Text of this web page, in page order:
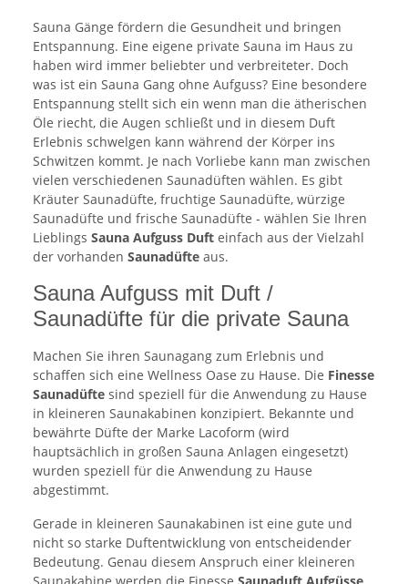
Sauna Gänge fördern die Gesundheit und bringen
Entspannung. Eine eigene private Sauna im Haus zu
haben wird immer beliebter und verbreiteter. Doch
was ist ein Sauna Gang ohne Aufguss? Eine besondere
Entspannung stellt sich ein wenn man die ätherischen
Öle riecht, die Augen schließt und in diesem Duft
Erlebnis schwelgen kann während der Körper ins
Schwitzen kommt. Je nach Vorliebe kann man zwischen
vielen verschiedenen Saunadüften wählen. Es gibt
Kräuter Saunadüfte, fruchtige Saunadüfte, würzige
Saunadüfte und frische Saunadüfte - wählen Sie Ihren
Lieblings Sauna Aufguss Duft einfach aus der Vielzahl
der vorhanden Saunadüfte aus.
Sauna Aufguss mit Duft /
Saunadüfte für die private Sauna
Machen Sie ihren Saunagang zum Erlebnis und
schaffen sich eine Wellness Oase zu Hause. Die Finesse
Saunadüfte sind speziell für die Anwendung zu Hause
in kleineren Saunakabinen konzipiert. Bekannte und
bewährte Düfte der Marke Lacoform (wird
hauptsächlich in großen Sauna Anlagen eingesetzt)
wurden speziell für die Anwendung zu Hause
abgestimmt.
Gerade in kleineren Saunakabinen ist eine gute und
nicht so starke Duftentwicklung von entscheidender
Bedeutung. Genau diesem Anspruch einer kleineren